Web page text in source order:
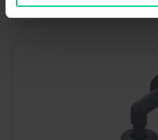
Disponible (39 pcs.), délai de